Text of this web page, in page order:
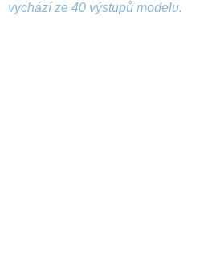
vychází ze 40 výstupů modelu.